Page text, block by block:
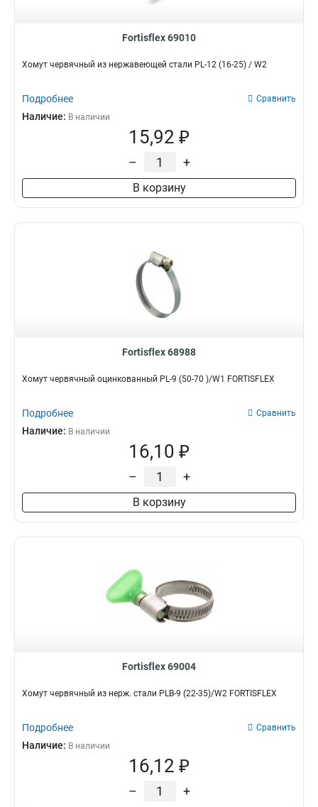
Fortisflex 69010
Хомут червячный из нержавеющей стали PL-12 (16-25) / W2
Подробнее Сравнить
Наличие: В наличии
15,92 ₽
– +
В корзину
Fortisflex 68988
Хомут червячный оцинкованный PL-9 (50-70 )/W1 FORTISFLEX
Подробнее Сравнить
Наличие: В наличии
16,10 ₽
– +
В корзину
Fortisflex 69004
Хомут червячный из нерж. стали PLB-9 (22-35)/W2 FORTISFLEX
Подробнее Сравнить
Наличие: В наличии
16,12 ₽
– +